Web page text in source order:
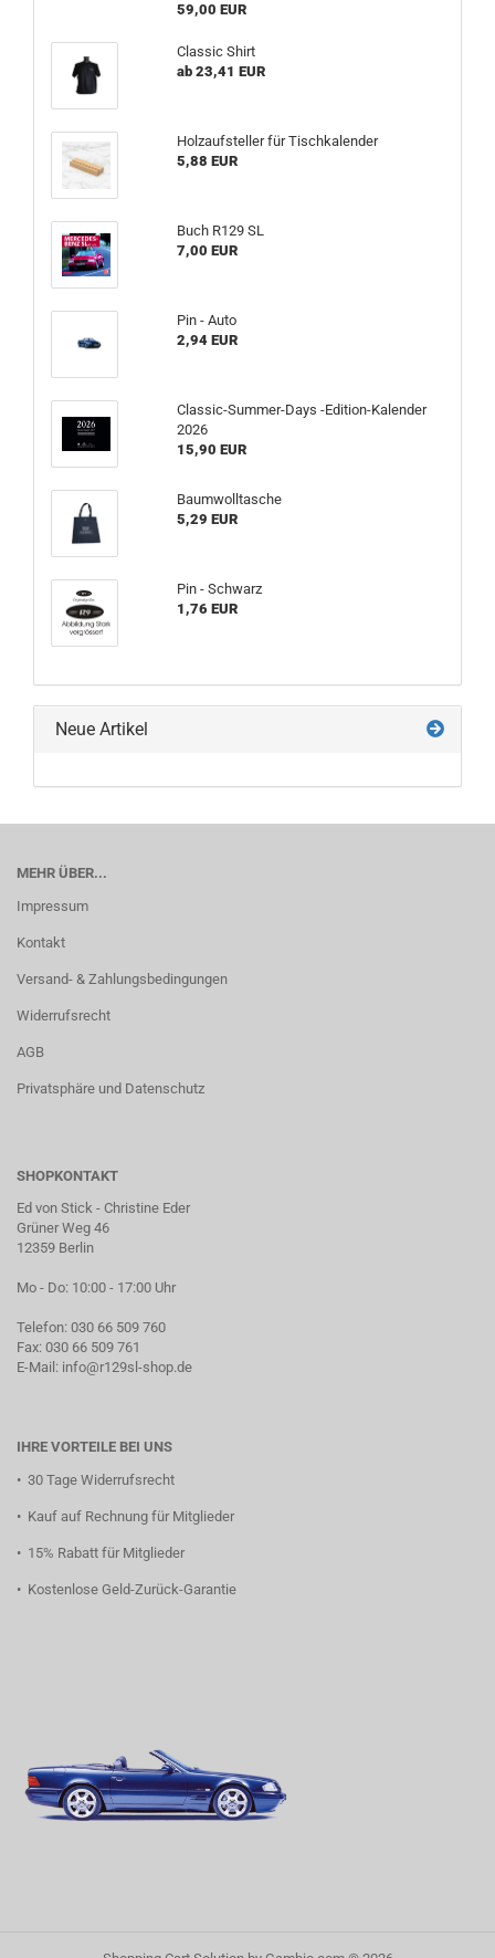
59,00 EUR
Classic Shirt
ab 23,41 EUR
Holzaufsteller für Tischkalender
5,88 EUR
Buch R129 SL
7,00 EUR
Pin - Auto
2,94 EUR
Classic-Summer-Days -Edition-Kalender
2026
15,90 EUR
Baumwolltasche
5,29 EUR
Pin - Schwarz
1,76 EUR
Neue Artikel
MEHR ÜBER...
Impressum
Kontakt
Versand- & Zahlungsbedingungen
Widerrufsrecht
AGB
Privatsphäre und Datenschutz
SHOPKONTAKT
Ed von Stick - Christine Eder
Grüner Weg 46
12359 Berlin
Mo - Do: 10:00 - 17:00 Uhr
Telefon: 030 66 509 760
Fax: 030 66 509 761
E-Mail: info@r129sl-shop.de
IHRE VORTEILE BEI UNS
• 30 Tage Widerrufsrecht
• Kauf auf Rechnung für Mitglieder
• 15% Rabatt für Mitglieder
• Kostenlose Geld-Zurück-Garantie